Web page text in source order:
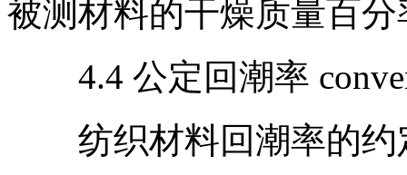
被测材料的干燥质量百分
4.4 公定回潮率
纺织材料回潮率的约